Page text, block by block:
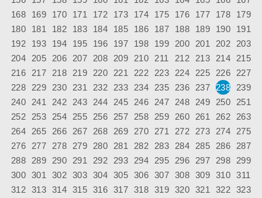
168
169 170 171 172 173 174 175 176 177 178
179
180
181 182 183 184 185 186 187 188 189 190
191
192
193 194 195 196 197 198 199 200 201 202
203
204
205 206 207 208 209 210 211 212 213 214
215
216
217 218 219 220 221 222 223 224 225 226
227
228
229 230 231 232 233 234 235 236 237 238
239
240
241 242 243 244 245 246 247 248 249 250
251
252
253 254 255 256 257 258 259 260 261 262
263
264
265 266 267 268 269 270 271 272 273 274
275
276
277 278 279 280 281 282 283 284 285 286
287
288
289 290 291 292 293 294 295 296 297 298
299
300 301 302 303 304 305 306 307 308 309 310
311
312 313 314 315 316 317 318 319 320 321 322 323